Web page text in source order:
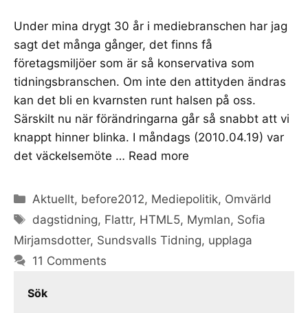
Under mina drygt 30 år i mediebranschen har jag
sagt det många gånger, det finns få
företagsmiljöer som är så konservativa som
tidningsbranschen. Om inte den attityden ändras
kan det bli en kvarnsten runt halsen på oss.
Särskilt nu när förändringarna går så snabbt att vi
knappt hinner blinka. I måndags (2010.04.19) var
det väckelsemöte … Read more
Categories
Aktuellt, before2012, Mediepolitik, Omvärld
Tags
dagstidning, Flattr, HTML5, Mymlan, Sofia
Mirjamsdotter, Sundsvalls Tidning, upplaga
11 Comments
Sök